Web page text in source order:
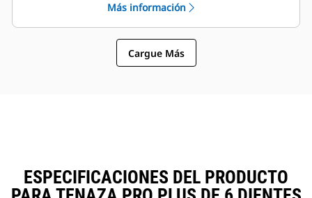
sujetapasador Cat, que permiten
que las máquinas de tamaños
similares compartan las tenazas y
otros accesorios.
el funcionamiento general simples
hacen que las tenazas sean una
opción más sencilla y más
asequible que los garfios en
cuanto a los costos de posesión y
Más información
Cargue Más
ESPECIFICACIONES DEL PRODUCTO